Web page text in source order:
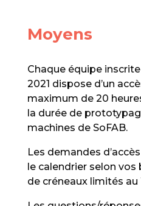
Moyens
Chaque équipe
2021 dispose d’un
maximum de 20
la durée de
machines de SoFAB.
Les demandes
le calendrier selon vos
de créneaux limités au